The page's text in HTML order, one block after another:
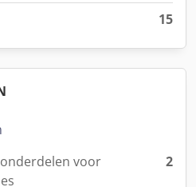
15
voor
2